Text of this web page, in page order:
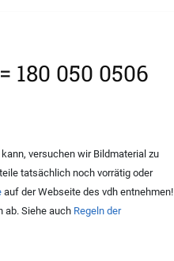
180 050 0506
versuchen wir Bildmaterial zu
tatsächlich noch vorrätig oder
auf der Webseite des vdh entnehmen!
ab. Siehe auch Regeln der